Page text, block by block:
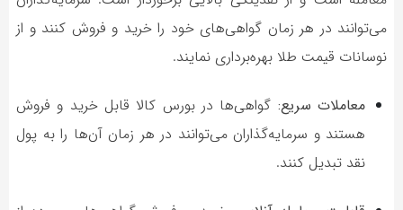
می‌توانند در هر زمان گواهی‌های خود را خرید و فروش کنند و از
نوسانات قیمت طلا بهره‌برداری نمایند.
معاملات سریع: گواهی‌ها در بورس کالا قابل خرید و فروش
هستند و سرمایه‌گذاران می‌توانند در هر زمان آن‌ها را به پول
نقد تبدیل کنند.